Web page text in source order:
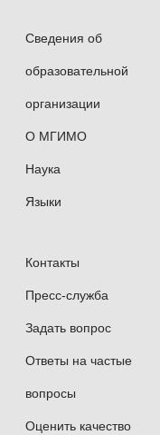
Сведения об
образовательной
организации
О МГИМО
Наука
Языки
Контакты
Пресс-служба
Задать вопрос
Ответы на частые
вопросы
Оценить качество